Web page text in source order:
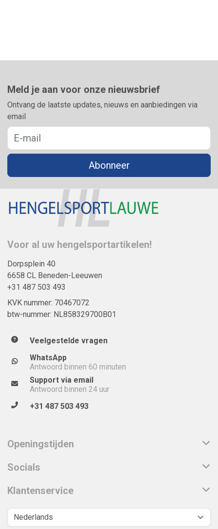
Meld je aan voor onze nieuwsbrief
Ontvang de laatste updates, nieuws en aanbiedingen via
email
Abonneer
Voor al uw hengelsportartikelen!
Dorpsplein 40
6658 CL Beneden-Leeuwen
+31 487 503 493
KVK nummer: 70467072
btw-nummer: NL858329700B01
Veelgestelde vragen
WhatsApp
Antwoord binnen 60 minuten
Support via email
Antwoord binnen 24 uur
+31 487 503 493
Openingstijden
Socials
Klantenservice